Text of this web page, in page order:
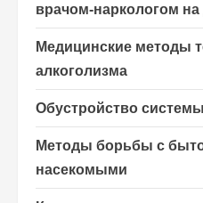
врачом-наркологом
Медицинские методы
алкоголизма
Обустройство
Методы борьбы с
насекомыми